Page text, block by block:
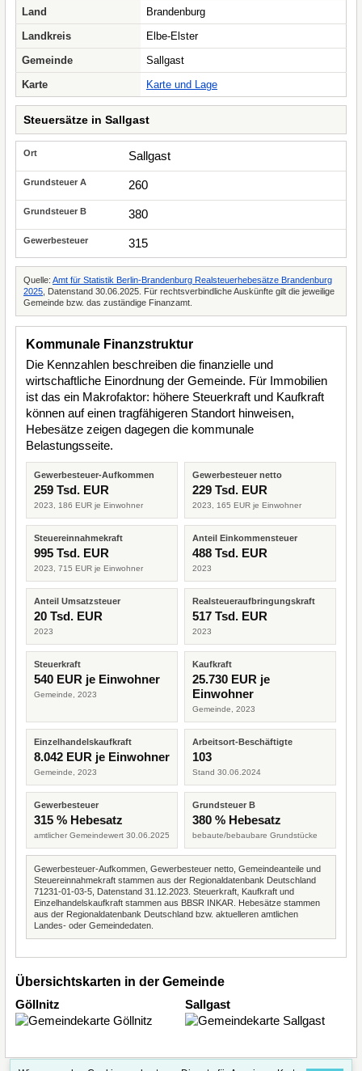
Land
Brandenburg
Landkreis
Elbe-Elster
Gemeinde
Sallgast
Karte
Karte und Lage
Steuersätze in Sallgast
Sallgast
260
380
315
Quelle: Amt für Statistik Berlin-Brandenburg Realsteuerhebesätze Brandenburg
2025 , Datenstand 30.06.2025. Für rechtsverbindliche Auskünfte gilt die jeweilige
Gemeinde bzw. das zuständige Finanzamt.
Kommunale Finanzstruktur
Die Kennzahlen beschreiben die finanzielle und
wirtschaftliche Einordnung der Gemeinde. Für Immobilien
ist das ein Makrofaktor: höhere Steuerkraft und Kaufkraft
können auf einen tragfähigeren Standort hinweisen,
Hebesätze zeigen dagegen die kommunale
Belastungsseite.
Gewerbesteuer-Aufkommen
259 Tsd. EUR
2023, 186 EUR je Einwohner
Gewerbesteuer netto
229 Tsd. EUR
2023, 165 EUR je Einwohner
Steuereinnahmekraft
995 Tsd. EUR
2023, 715 EUR je Einwohner
Anteil Einkommensteuer
488 Tsd. EUR
2023
Anteil Umsatzsteuer
20 Tsd. EUR
2023
Realsteueraufbringungskraft
517 Tsd. EUR
2023
Steuerkraft
540 EUR je Einwohner
Gemeinde, 2023
Kaufkraft
25.730 EUR je
Einwohner
Gemeinde, 2023
Einzelhandelskaufkraft
8.042 EUR je Einwohner
Gemeinde, 2023
Arbeitsort-Beschäftigte
103
Stand 30.06.2024
Gewerbesteuer
315 % Hebesatz
amtlicher Gemeindewert 30.06.2025
Grundsteuer B
380 % Hebesatz
bebaute/bebaubare Grundstücke
Gewerbesteuer-Aufkommen, Gewerbesteuer netto, Gemeindeanteile und
Steuereinnahmekraft stammen aus der Regionaldatenbank Deutschland
71231-01-03-5, Datenstand 31.12.2023. Steuerkraft, Kaufkraft und
Einzelhandelskaufkraft stammen aus BBSR INKAR. Hebesätze stammen
aus der Regionaldatenbank Deutschland bzw. aktuelleren amtlichen
Landes- oder Gemeindedaten.
Übersichtskarten in der Gemeinde
Göllnitz
Sallgast